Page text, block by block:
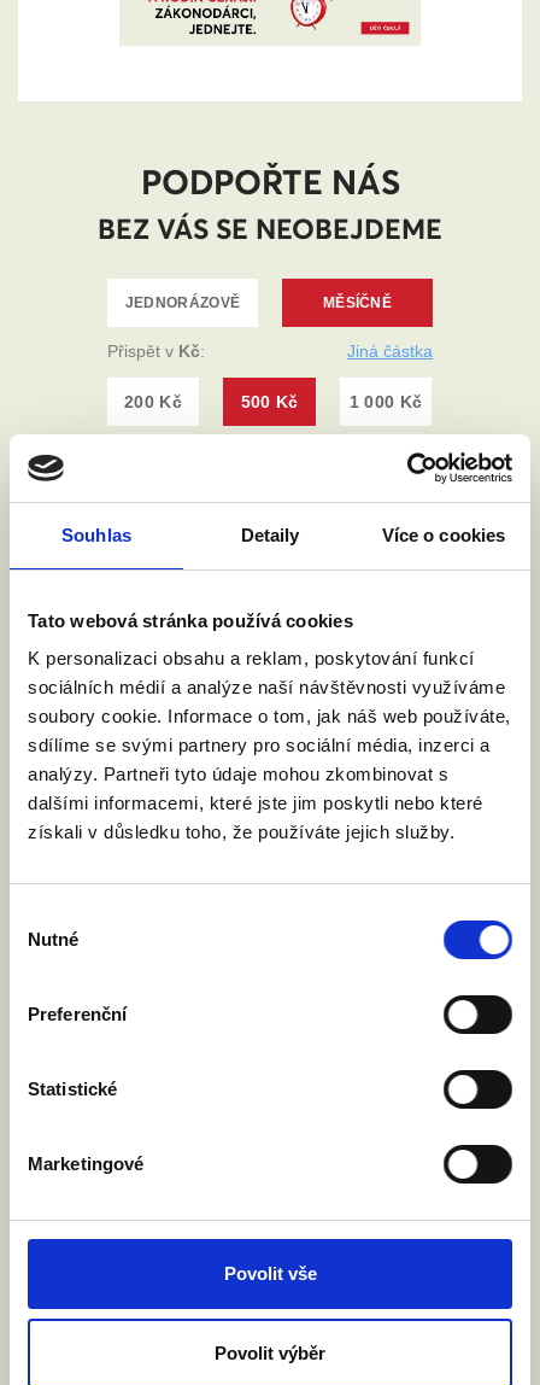
Souhlas Detaily Více o cookies
Tato webová stránka používá cookies
K personalizaci obsahu a reklam, poskytování funkcí
sociálních médií a analýze naší návštěvnosti využíváme
soubory cookie. Informace o tom, jak náš web používáte,
sdílíme se svými partnery pro sociální média, inzerci a
analýzy. Partneři tyto údaje mohou zkombinovat s
dalšími informacemi, které jste jim poskytli nebo které
získali v důsledku toho, že používáte jejich služby.
souhlasu
Nutné
Preferenční
Statistické
Marketingové
Povolit vše
Povolit výběr
PODPOŘTE NÁS
BEZ VÁS SE NEOBEJDEME
VYZVALI JSME MINISTRA
HRANICÍCH ZTRÁCET SVÉ RODIČE
návrhu nařízení o přeshraničním uznávání
rodičovství. Nejde o uznávání zahraničních